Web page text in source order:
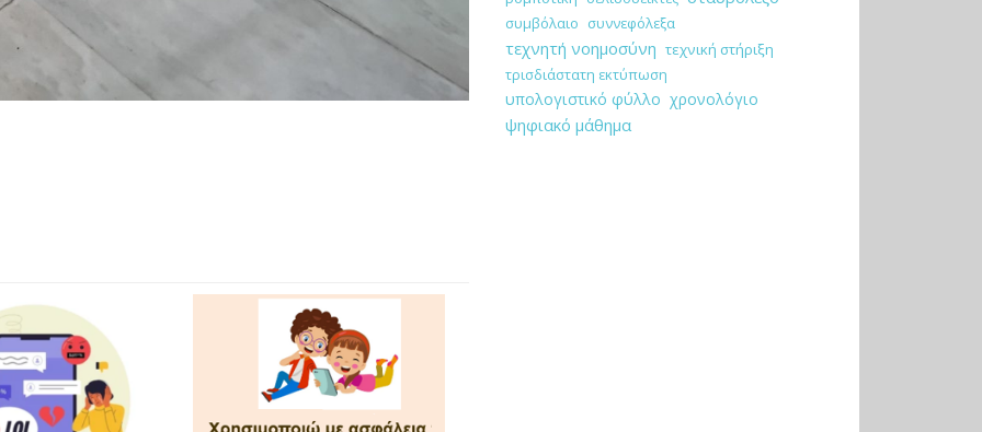
συμβόλαιο συννεφόλεξα
τεχνητή νοημοσύνη τεχνική στήριξη
τρισδιάστατη εκτύπωση
υπολογιστικό φύλλο χρονολόγιο
ψηφιακό μάθημα